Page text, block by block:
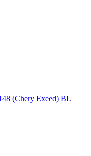
(Chery Exeed) BL